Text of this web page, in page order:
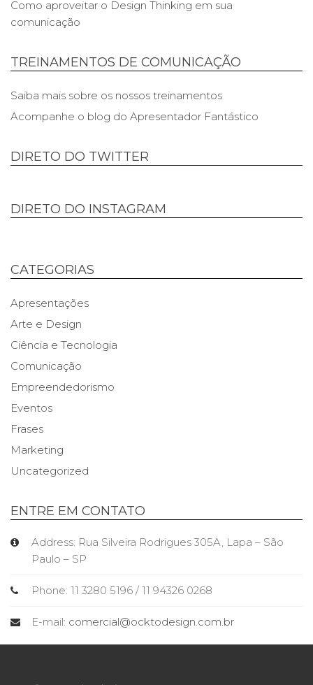
Como aproveitar o Design Thinking em sua
comunicação
TREINAMENTOS DE COMUNICAÇÃO
Saiba mais sobre os nossos treinamentos
Acompanhe o blog do Apresentador Fantástico
DIRETO DO TWITTER
DIRETO DO INSTAGRAM
CATEGORIAS
Apresentações
Arte e Design
Ciência e Tecnologia
Comunicação
Empreendedorismo
Eventos
Frases
Marketing
Uncategorized
ENTRE EM CONTATO
Address: Rua Silveira Rodrigues 305A, Lapa – São
Paulo – SP
Phone: 11 3280 5196 / 11 94326 0268
E-mail: comercial@ocktodesign.com.br